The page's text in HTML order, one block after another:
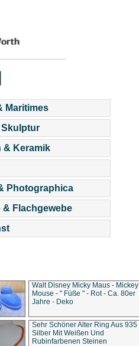
Maritimes
Skulptur
& Keramik
Photographica
& Flachgewebe
Walt Disney Micky Maus - Mickey
Mouse - " Füße " - Rot - Ca. 80er
Jahre - Deko
Sehr Schöner Alter Ring Aus 935
Silber Mit Weißen Und
Rubinfarbenen Steinen